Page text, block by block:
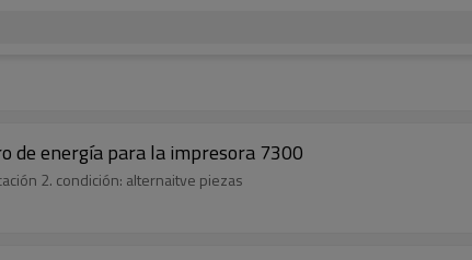
de energía para la impresora 7300
2. condición: alternaitve piezas